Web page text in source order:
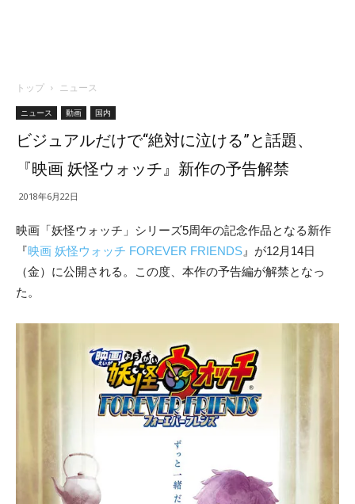
トップ ニュース
ニュース 動画 国内
ビジュアルだけで“絶対に泣ける”と話題、
『映画 妖怪ウォッチ』新作の予告解禁
2018年6月22日
映画「妖怪ウォッチ」シリーズ5周年の記念作品となる新作
『映画 妖怪ウォッチ FOREVER FRIENDS 』が12月14日
（金）に公開される。この度、本作の予告編が解禁となっ
た。